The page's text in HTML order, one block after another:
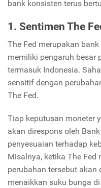
bank konsisten terus
1. Sentimen The
The Fed merupakan
memiliki pengaruh besar
termasuk Indonesia.
sensitif dengan
The Fed.
Tiap keputusan moneter
akan direspons oleh
penyesuaian terhadap
Misalnya, ketika The
perubahan tersebut
menaikkan suku bunga di